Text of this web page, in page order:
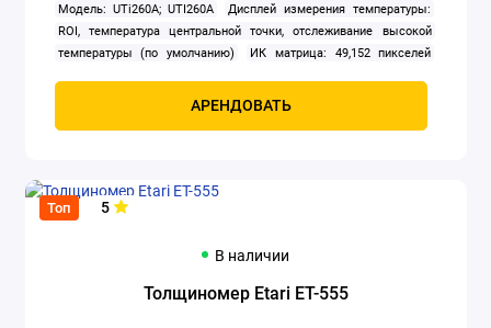
Модель: UTi260A; UTI260A
Дисплей измерения температуры:
ROI, температура центральной точки, отслеживание высокой
температуры (по умолчанию)
ИК матрица: 49,152 пикселей
назад, кнопки направления (влево / вправо / вверх / вниз), SET,
обеспечение для ПК: Да
Пространственное разрешение (IFOV):
3,8mrad
Рабочая среда: 0 ° C ~ 50 ° C (32 °F ~ 122 °F), 10% ~ 95%
Разрешения измерения: 0.1°C
диапазон: Высокое усиление: -15 ° C ~ 150 ° C; Низкое усиление:
АРЕНДОВАТЬ
Топ 5
В наличии
Толщиномер Etari ET-555